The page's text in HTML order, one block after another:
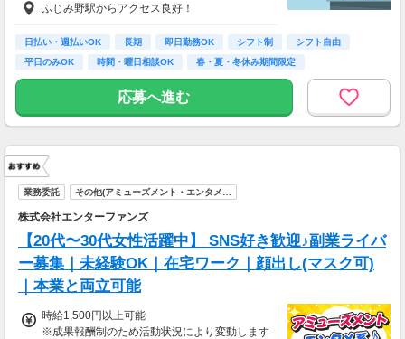
＜交通誘導2級以上の資格をお持ちの方＞
日給1万6,440円円（交通費一律1,000円を含
む）
・65歳以上は日給マイナス590円
※検定資格者として従事した場合、
1勤務につき1000円支給します
安全面・体力面の考慮により比較的低負荷の業
務、
70歳以降では低負荷業務や季節により
給与が上記になる場合がございます。
＜月収例＞ 月収32万8,800円可能
（日給16,440円×月20日勤務）
ふじみ野駅からアクセス良好！
日払い・週払いOK 長期 即日勤務OK シフト制
シフト自由
平日のみOK
時間・曜日相談OK
春・夏・冬休み期間限定
副業・ＷワークOK
応募へ進む
業務委託 その他(アミューズメント・エンタメ…
株式会社エンターファンズ
【20代〜30代女性活躍中】 SNS好き歓迎♪副業ライバ
ー募集｜未経験OK｜在宅ワーク｜顔出し(マスク可)
｜本業と両立可能
時給1,500円以上可能
※成果報酬制のため活動状況により変動します